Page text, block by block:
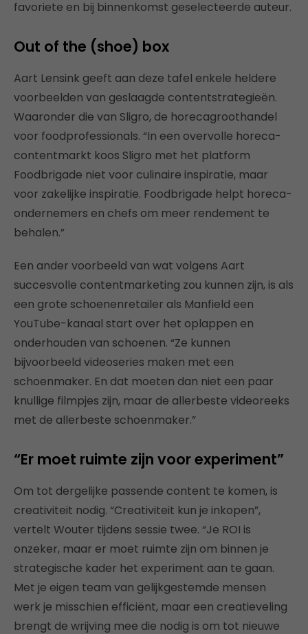
favoriete en bij binnenkomst geselecteerde auteur.
Out of the (shoe) box
Aart Lensink geeft aan deze tafel enkele heldere
voorbeelden van geslaagde contentstrategieën.
Waaronder die van Sligro, de horecagroothandel
voor foodprofessionals. “In een overvolle horeca-
contentmarkt koos Sligro met het platform
Foodbrigade niet voor culinaire inspiratie, maar
voor zakelijke inspiratie. Foodbrigade helpt horeca-
ondernemers en chefs om meer rendement te
behalen.”
Een ander voorbeeld van wat volgens Aart
succesvolle contentmarketing zou kunnen zijn, is als
een grote schoenenretailer als Manfield een
YouTube-kanaal start over het oplappen en
onderhouden van schoenen. “Ze kunnen
bijvoorbeeld videoseries maken met een
schoenmaker. En dat moeten dan niet een paar
knullige filmpjes zijn, maar de allerbeste videoreeks
met de allerbeste schoenmaker.”
“Er moet ruimte zijn voor experiment”
Om tot dergelijke passende content te komen, is
creativiteit nodig. “Creativiteit kun je inkopen”,
vertelt Wouter tijdens sessie twee. “Je ROI is
onzeker, maar er moet ruimte zijn om binnen je
strategische kader het experiment aan te gaan.
Met je eigen team van gelijkgestemde mensen
werk je misschien efficiënt, maar een creatieveling
brengt de wrijving mee die nodig is om tot nieuwe